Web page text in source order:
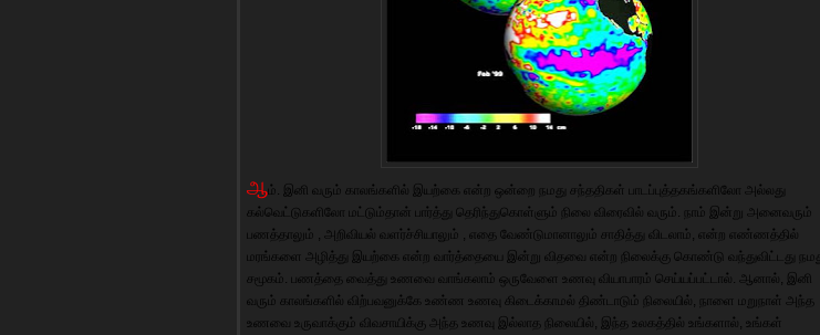
ஆம். இனி வரும் காலங்களில் இயற்கை என்ற ஒன்றை நமது சந்ததிகள் பாடப்புத்தகங்களிலோ அல்லது
கல்வெட்டுகளிலோ மட்டும்தான் பார்த்து தெரிந்துகொள்ளும் நிலை விரைவில் வரும். நாம் இன்று அனைவரும்
பணத்தாலும் , அறிவியல் வளர்ச்சியாலும் , எதை வேண்டுமானாலும் சாதித்து விடலாம், என்ற எண்ணத்தில்
மரங்களை அழித்து இயற்கை என்ற வார்த்தையை இன்று விதவை என்ற நிலைக்கு கொண்டு வந்துவிட்டது நமது
சமூகம். பணத்தை வைத்து உணவை வாங்கலாம் ஒருவேளை உணவு வியாபாரம் செய்யப்பட்டால். ஆனால், இனி
வரும் காலங்களில் விற்பவனுக்கே உண்ண உணவு கிடைக்காமல் திண்டாடும் நிலையில், நாளை மறுநாள் அந்த
உணவை உருவாக்கும் விவசாயிக்கு அந்த உணவு இல்லாத நிலையில், இந்த உலகத்தில் உங்களால், உங்கள்